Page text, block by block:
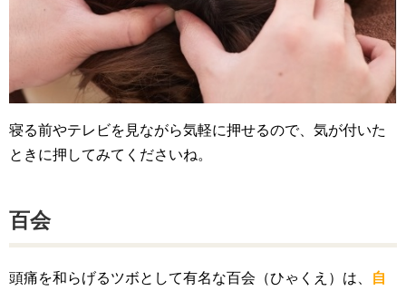
寝る前やテレビを見ながら気軽に押せるので、気が付いた
ときに押してみてくださいね。
百会
頭痛を和らげるツボとして有名な百会（ひゃくえ）は、
自